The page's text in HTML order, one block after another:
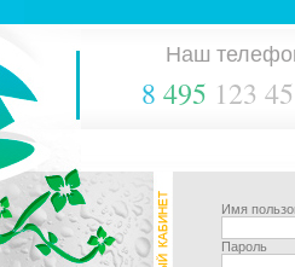
Наш
8 495 123
Имя
Пароль